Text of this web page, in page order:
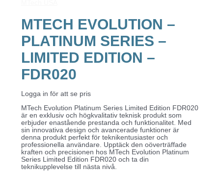
MTECH EVOLUTION –
PLATINUM SERIES –
LIMITED EDITION –
FDR020
Logga in för att se pris
MTech Evolution Platinum Series Limited Edition FDR020
är en exklusiv och högkvalitativ teknisk produkt som
erbjuder enastående prestanda och funktionalitet. Med
sin innovativa design och avancerade funktioner är
denna produkt perfekt för teknikentusiaster och
professionella användare. Upptäck den oöverträffade
kraften och precisionen hos MTech Evolution Platinum
Series Limited Edition FDR020 och ta din
teknikupplevelse till nästa nivå.